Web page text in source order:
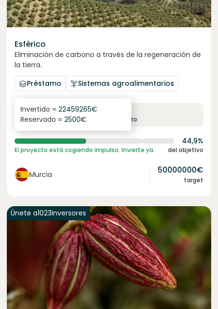
Esférico
Eliminación de carbono a través de la regeneración de
la tierra.
Préstamo
Sistemas agroalimentarios
6.3%
interés anual plazo
Invertido = 22459265€
Reservado = 2500€
44,9%
El proyecto está cogiendo impulso. Invierte ya. del objetivo
Murcia 50000000€
target
Únete a1023inversores